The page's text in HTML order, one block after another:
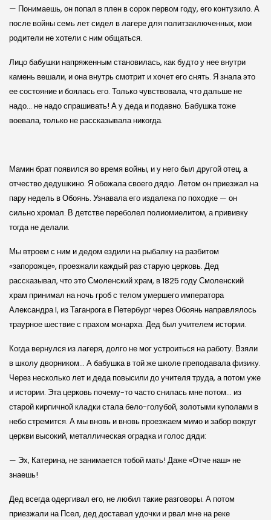
— Понимаешь, он попал в плен в сорок первом году, его контузило. А
после войны семь лет сидел в лагере для политзаключенных, мои
родители не хотели с ним общаться.
Лицо бабушки напряженным становилась, как будто у нее внутри
камень вешали, и она внутрь смотрит и хочет его снять. Я знала это
ее состояние и боялась его. Только чувствовала, что дальше не
надо… не надо спрашивать! А у деда и подавно. Бабушка тоже
воевала, только не рассказывала никогда.
Мамин брат появился во время войны, и у него был другой отец, а
отчество дедушкино. Я обожала своего дядю. Летом он приезжал на
пару недель в Обоянь. Узнавала его издалека по походке — он
сильно хромал. В детстве переболел полиомиелитом, а прививку
тогда не делали.
Мы втроем с ним и дедом ездили на рыбалку на разбитом
«запорожце», проезжали каждый раз старую церковь. Дед
рассказывал, что это Смоленский храм, в 1825 году Смоленский
храм принимал на ночь гроб с телом умершего императора
Александра I, из Таганрога в Петербург через Обоянь направлялось
траурное шествие с прахом монарха. Дед был учителем истории.
Когда вернулся из лагеря, долго не мог устроиться на работу. Взяли
в школу дворником… А бабушка в той же школе преподавала физику.
Через несколько лет и деда повысили до учителя труда, а потом уже
и истории. Эта церковь почему-то часто снилась мне потом… из
старой кирпичной кладки стала бело-голубой, золотыми куполами в
небо стремится. А мы вновь и вновь проезжаем мимо и забор вокруг
церкви высокий, металлическая оградка и голос дяди:
— Эх, Катерина, не занимается тобой мать! Даже «Отче наш» не
знаешь!
Дед всегда одергивал его, не любил такие разговоры. А потом
приезжали на Псел, дед доставал удочки и рвал мне на реке